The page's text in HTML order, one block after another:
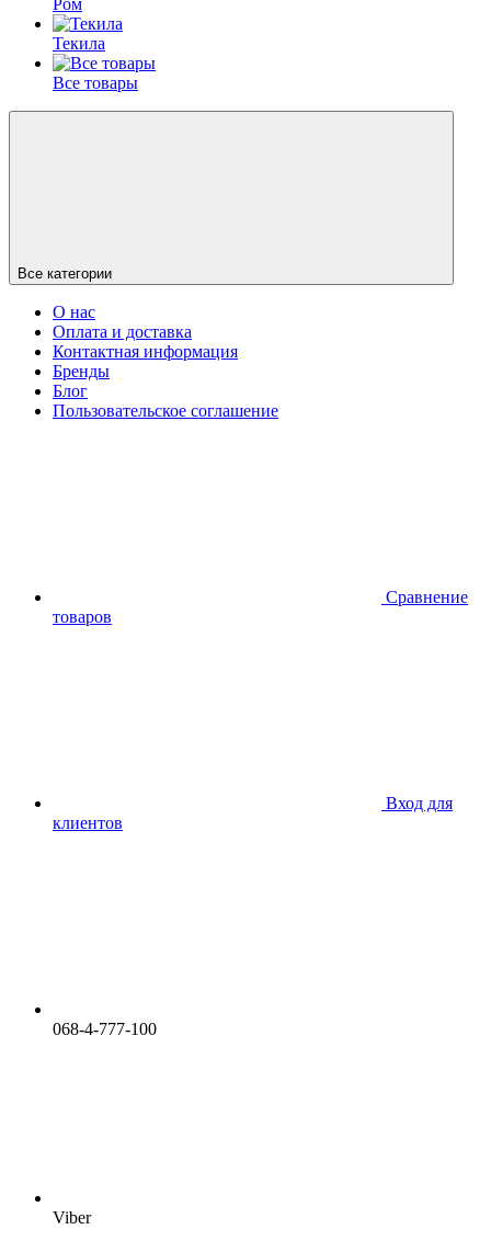
Текила
Все товары
Все категории
О нас
Оплата и доставка
Контактная информация
Бренды
Блог
Пользовательское соглашение
Сравнение
товаров
Вход для
клиентов
068-4-777-100
Viber